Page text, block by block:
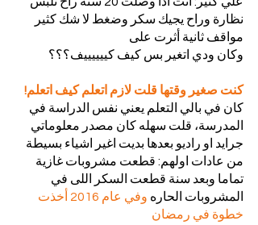
نظارة وراح يجيك سكر وضغط لا شك كثير
مواقف ثانية أثرت على
وكان ودي اتغير بس كيف كييييييف؟؟؟
كنت صغير وقتها قلت لازم اتعلم كيف اتعلم!
كان في بالي التعلم يعني نفس الدراسة في
المدرسة، قلت سهله كان مصدر معلوماتي
جرايد او راديو بعدها بديت اغير اشياء بسيطة
من عادات اولهم: قطعت مشروبات غازية
تماما وبعد سنة قطعت السكر اللى في
المشروبات الحاره
وفي عام 2016 أخذت
خطوة في رمضان